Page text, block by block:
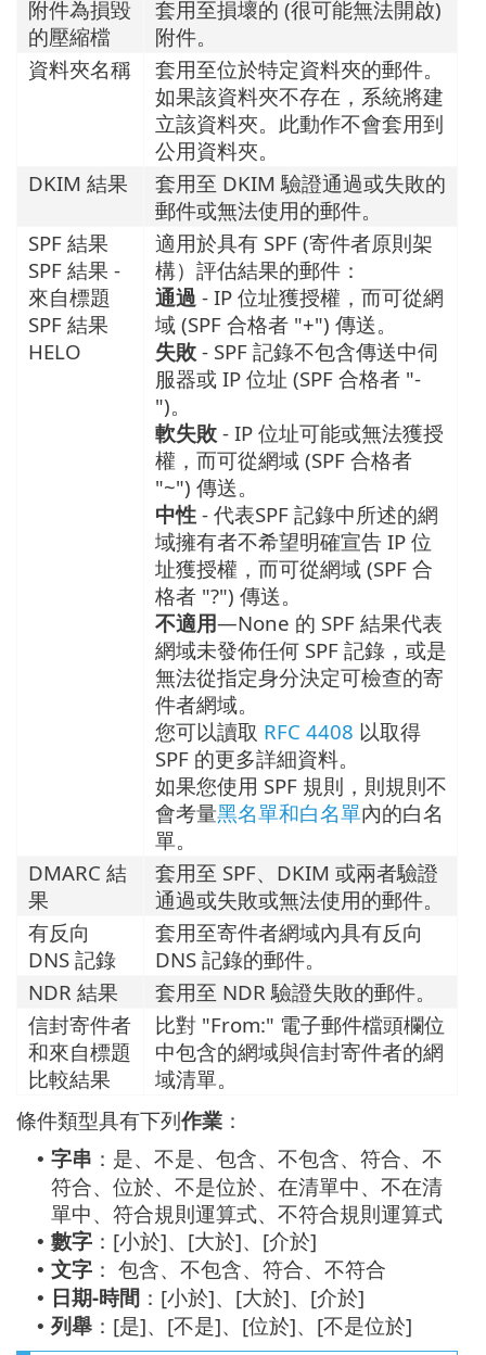
附件為損毀
的壓縮檔
套用至損壞的 (很可能無法開啟)
附件。
資料夾名稱
套用至位於特定資料夾的郵件。
如果該資料夾不存在，系統將建
立該資料夾。此動作不會套用到
公用資料夾。
DKIM 結果
套用至 DKIM 驗證通過或失敗的
郵件或無法使用的郵件。
SPF 結果
SPF 結果 -
來自標題
SPF 結果
HELO
適用於具有 SPF (寄件者原則架
構）評估結果的郵件：
通過 - IP 位址獲授權，而可從網
域 (SPF 合格者 "+") 傳送。
失敗 - SPF 記錄不包含傳送中伺
服器或 IP 位址 (SPF 合格者 "-
")。
軟失敗 - IP 位址可能或無法獲授
權，而可從網域 (SPF 合格者
"~") 傳送。
中性 - 代表SPF 記錄中所述的網
域擁有者不希望明確宣告 IP 位
址獲授權，而可從網域 (SPF 合
格者 "?") 傳送。
不適用—None 的 SPF 結果代表
網域未發佈任何 SPF 記錄，或是
無法從指定身分決定可檢查的寄
件者網域。
您可以讀取 RFC 4408 以取得
SPF 的更多詳細資料。
如果您使用 SPF 規則，則規則不
會考量黑名單和白名單內的白名
單。
DMARC 結
果
套用至 SPF、DKIM 或兩者驗證
通過或失敗或無法使用的郵件。
有反向
DNS 記錄
套用至寄件者網域內具有反向
DNS 記錄的郵件。
NDR 結果
套用至 NDR 驗證失敗的郵件。
信封寄件者
和來自標題
比較結果
比對 "From:" 電子郵件檔頭欄位
中包含的網域與信封寄件者的網
域清單。
條件類型具有下列作業 ：
• 字串 ：是、不是、包含、不包含、符合、不
符合、位於、不是位於、在清單中、不在清
單中、符合規則運算式、不符合規則運算式
• 數字 ：[小於]、[大於]、[介於]
• 文字 ： 包含、不包含、符合、不符合
• 日期-時間 ：[小於]、[大於]、[介於]
• 列舉 ：[是]、[不是]、[位於]、[不是位於]